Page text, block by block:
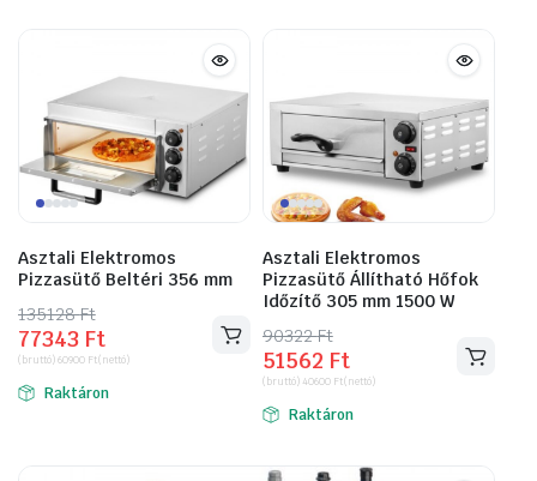
Asztali Elektromos
Pizzasütő Beltéri 356 mm
135128Ft
Original
price
was:
135128 Ft.
77343 Ft
Current
price
is:
77343 Ft.
(bruttó)60900 Ft(nettó)
Raktáron
Asztali Elektromos
Pizzasütő Állítható Hőfok
Időzítő 305 mm 1500 W
90322Ft
Original
price
was:
90322 Ft.
51562 Ft
Current
price
is:
51562 Ft.
(bruttó) 40600 Ft(nettó)
Raktáron